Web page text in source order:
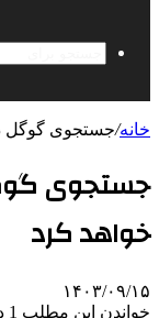
خانه/جستجوی گوگل در سال ۲۰۲۵ عمیقا
خواهد کرد
۱۴۰۳/۰۹/۱۵
خواندن این مطلب 1 دقیقه زمان میبرد